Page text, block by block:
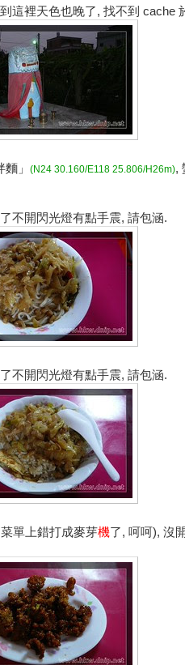
這裡天色也晚了, 找不到 cache
」 (N24 30.160/E118 25.806/H26m),
不開閃光燈有點手震, 請包涵.
不開閃光燈有點手震, 請包涵.
單上錯打成麥芽機了, 呵呵), 沒